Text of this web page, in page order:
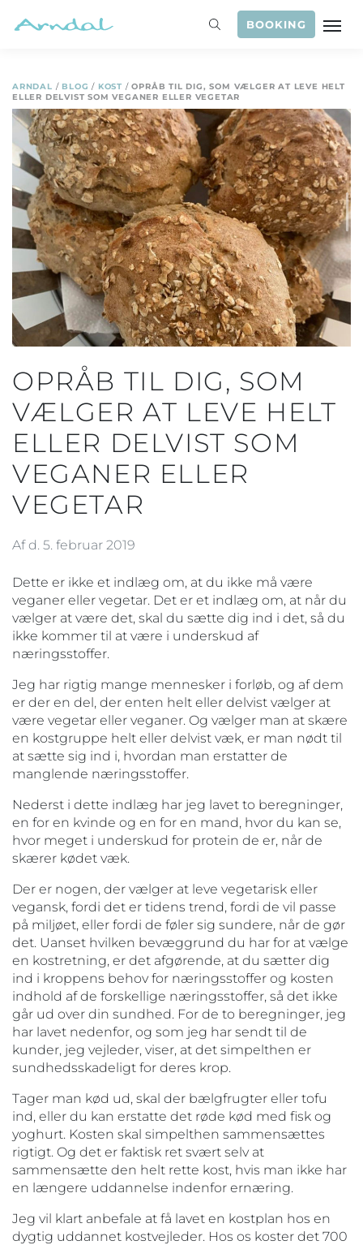
BOOKING
ARNDAL / BLOG / KOST /OPRÅB TIL DIG, SOM VÆLGER AT LEVE HELT
ELLER DELVIST SOM VEGANER ELLER VEGETAR
OPRÅB TIL DIG, SOM
VÆLGER AT LEVE HELT
ELLER DELVIST SOM
VEGANER ELLER
VEGETAR
Af d. 5. februar 2019
Dette er ikke et indlæg om, at du ikke må være
veganer eller vegetar. Det er et indlæg om, at når du
vælger at være det, skal du sætte dig ind i det, så du
ikke kommer til at være i underskud af
næringsstoffer.
Jeg har rigtig mange mennesker i forløb, og af dem
er der en del, der enten helt eller delvist vælger at
være vegetar eller veganer. Og vælger man at skære
en kostgruppe helt eller delvist væk, er man nødt til
at sætte sig ind i, hvordan man erstatter de
manglende næringsstoffer.
Nederst i dette indlæg har jeg lavet to beregninger,
en for en kvinde og en for en mand, hvor du kan se,
hvor meget i underskud for protein de er, når de
skærer kødet væk.
Der er nogen, der vælger at leve vegetarisk eller
vegansk, fordi det er tidens trend, fordi de vil passe
på miljøet, eller fordi de føler sig sundere, når de gør
det. Uanset hvilken bevæggrund du har for at vælge
en kostretning, er det afgørende, at du sætter dig
ind i kroppens behov for næringsstoffer og kosten
indhold af de forskellige næringsstoffer, så det ikke
går ud over din sundhed. For de to beregninger, jeg
har lavet nedenfor, og som jeg har sendt til de
kunder, jeg vejleder, viser, at det simpelthen er
sundhedsskadeligt for deres krop.
Tager man kød ud, skal der bælgfrugter eller tofu
ind, eller du kan erstatte det røde kød med fisk og
yoghurt. Kosten skal simpelthen sammensættes
rigtigt. Og det er faktisk ret svært selv at
sammensætte den helt rette kost, hvis man ikke har
en længere uddannelse indenfor ernæring.
Jeg vil klart anbefale at få lavet en kostplan hos en
dygtig uddannet kostvejleder. Hos os koster det 700